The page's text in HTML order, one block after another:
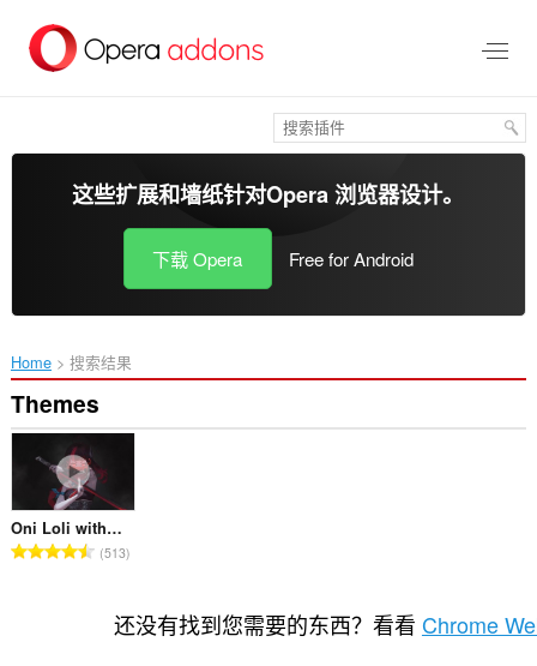
这些扩展和墙纸针对Opera 浏览器设计。
下载 Opera Free for Android
Home 搜索结果
Themes
Oni Loli with katana
总513
还没有找到您需要的东西？看看 Chrome